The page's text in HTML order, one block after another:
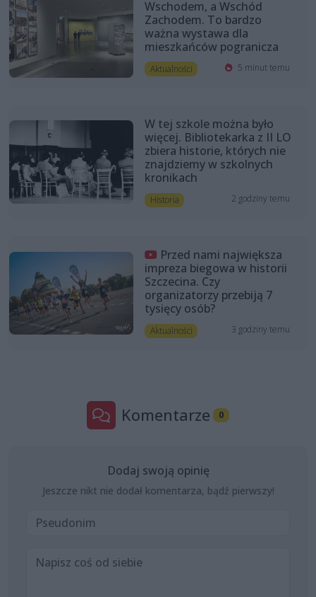
Wschodem, a Wschód
Zachodem. To bardzo
ważna wystawa dla
mieszkańców pogranicza
Aktualności 5 minut temu
W tej szkole można było
więcej. Bibliotekarka z II LO
zbiera historie, których nie
znajdziemy w szkolnych
kronikach
Historia 2 godziny temu
Przed nami największa
impreza biegowa w historii
Szczecina. Czy
organizatorzy przebiją 7
tysięcy osób?
Aktualności 3 godziny temu
Komentarze 0
Dodaj swoją opinię
Jeszcze nikt nie dodał komentarza, bądź pierwszy!